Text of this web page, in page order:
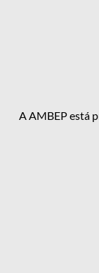
A AMBEP está